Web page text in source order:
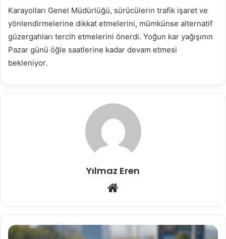
Karayolları Genel Müdürlüğü, sürücülerin trafik işaret ve
yönlendirmelerine dikkat etmelerini, mümkünse alternatif
güzergahları tercih etmelerini önerdi. Yoğun kar yağışının
Pazar günü öğle saatlerine kadar devam etmesi
bekleniyor.
Yılmaz Eren